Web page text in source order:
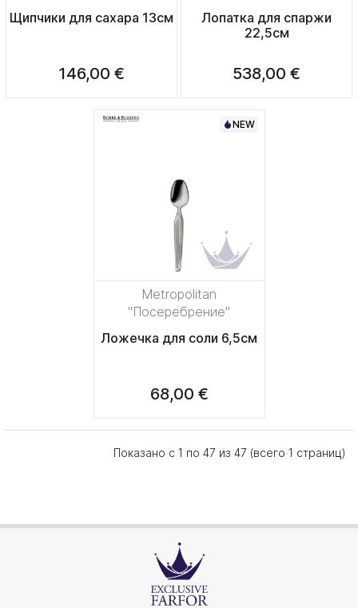
Щипчики для сахара 13см
146,00 €
Лопатка для спаржи
22,5см
538,00 €
NEW
Metropolitan
"Посеребрение"
Ложечка для соли 6,5см
68,00 €
Показано с 1 по 47 из 47 (всего 1 страниц)